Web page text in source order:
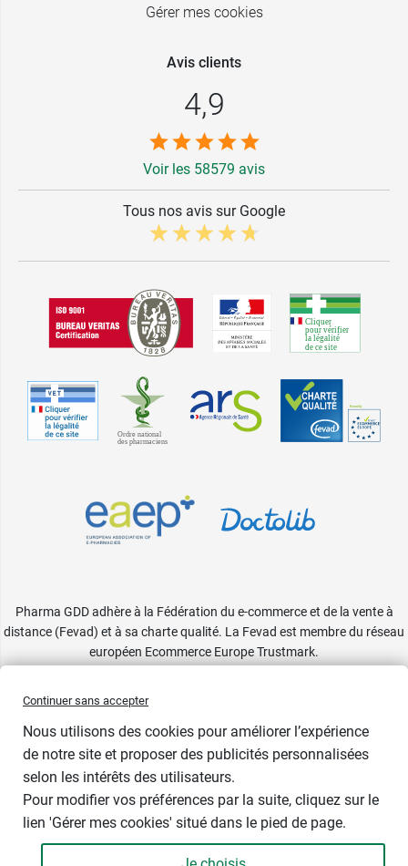
Gérer mes cookies
Avis clients
4,9
Voir les 58579 avis
Tous nos avis sur Google
Pharma GDD adhère à la Fédération du e-commerce et de la vente à
distance (Fevad) et à sa charte qualité. La Fevad est membre du réseau
européen Ecommerce Europe Trustmark.
Continuer sans accepter
Nous utilisons des cookies pour améliorer l’expérience
de notre site et proposer des publicités personnalisées
selon les intérêts des utilisateurs.
Pour modifier vos préférences par la suite, cliquez sur le
lien 'Gérer mes cookies' situé dans le pied de page.